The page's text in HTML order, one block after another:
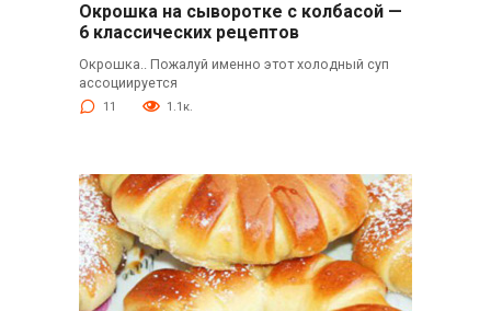
Окрошка на сыворотке с колбасой —
6 классических рецептов
Окрошка.. Пожалуй именно этот холодный суп
ассоциируется
11 1.1к.